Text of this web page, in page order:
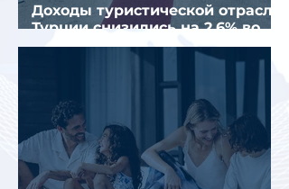
Доходы туристической отрасли
Турции снизились на 2,6% во
втором квартале 2026 года